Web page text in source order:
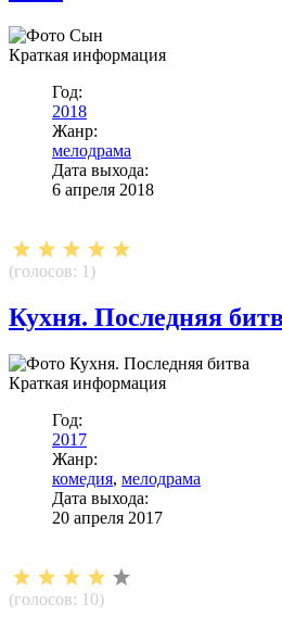
Краткая информация
Год:
2018
Жанр:
мелодрама
Дата выхода:
6 апреля 2018
(голосов: 1 )
Кухня. Последняя
Краткая информация
Год:
2017
Жанр:
комедия, мелодрама
Дата выхода:
20 апреля 2017
(голосов: 10)